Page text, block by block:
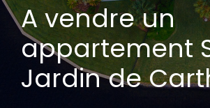
A vendre un
appartement
Jardin de